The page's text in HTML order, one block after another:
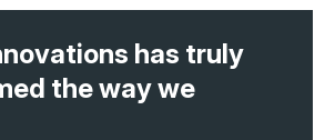
in gebruik en afgestemd op de
Zo dragen we bij aan een
Nederland vooruithelpt.
has truly
the way we